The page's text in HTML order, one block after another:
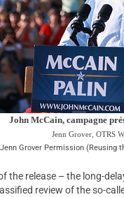
John McCain, campagne
Jenn Grover, OTRS
Jenn Grover Permission (Reusing
the release – the long-
review of the so-